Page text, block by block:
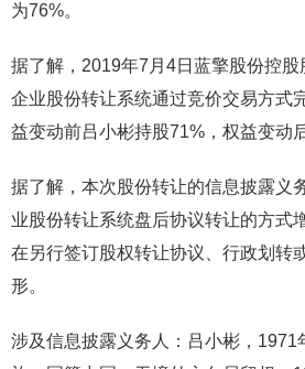
为76%。
据了解，2019年7月4日蓝擎股份控
企业股份转让系统通过竞价交易方式
益变动前吕小彬持股71%，权益变动
据了解，本次股份转让的信息披露义
业股份转让系统盘后协议转让的方式
在另行签订股权转让协议、行政划转
形。
涉及信息披露义务人：吕小彬，1971